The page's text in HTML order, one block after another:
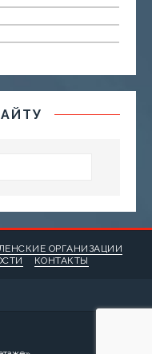
ОРГАНИЗАЦИИ
КОНТАКТЫ